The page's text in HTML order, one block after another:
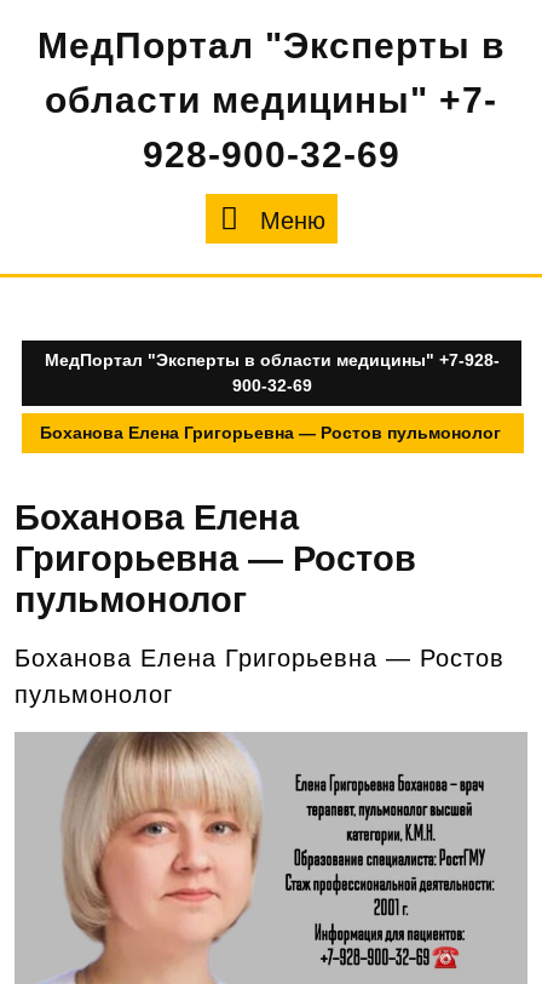
содержимому
МедПортал "Эксперты в
области медицины" +7-
928-900-32-69
Меню
МедПортал "Эксперты в области медицины" +7-928-
900-32-69
Боханова Елена Григорьевна — Ростов пульмонолог
Боханова Елена
Григорьевна — Ростов
пульмонолог
Боханова Елена Григорьевна — Ростов
пульмонолог